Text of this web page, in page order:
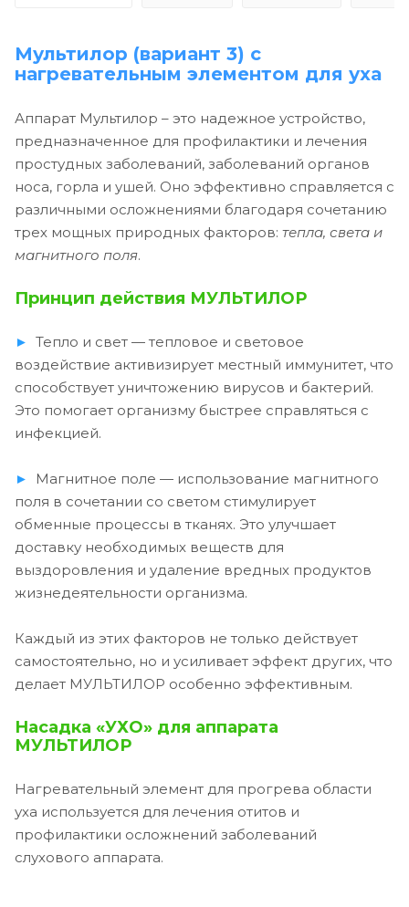
Мультилор (вариант 3) с
нагревательным элементом для уха
Аппарат Мультилор – это надежное устройство,
предназначенное для профилактики и лечения
простудных заболеваний, заболеваний органов
носа, горла и ушей. Оно эффективно справляется с
различными осложнениями благодаря сочетанию
трех мощных природных факторов: тепла, света и
магнитного поля.
Принцип действия МУЛЬТИЛОР
► Тепло и свет — тепловое и световое
воздействие активизирует местный иммунитет, что
способствует уничтожению вирусов и бактерий.
Это помогает организму быстрее справляться с
инфекцией.
►
Магнитное поле — использование магнитного
поля в сочетании со светом стимулирует
обменные процессы в тканях. Это улучшает
доставку необходимых веществ для
выздоровления и удаление вредных продуктов
жизнедеятельности организма.
Каждый из этих факторов не только действует
самостоятельно, но и усиливает эффект других, что
делает МУЛЬТИЛОР особенно эффективным.
Насадка «УХО» для аппарата
МУЛЬТИЛОР
Нагревательный элемент для прогрева области
уха используется для лечения отитов и
профилактики осложнений заболеваний
слухового аппарата.